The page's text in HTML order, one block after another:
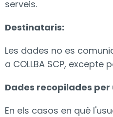
serveis.
Destinataris:
Les dades no es
a COLLBA SCP, excepte
Dades recopilades per
En els casos en què